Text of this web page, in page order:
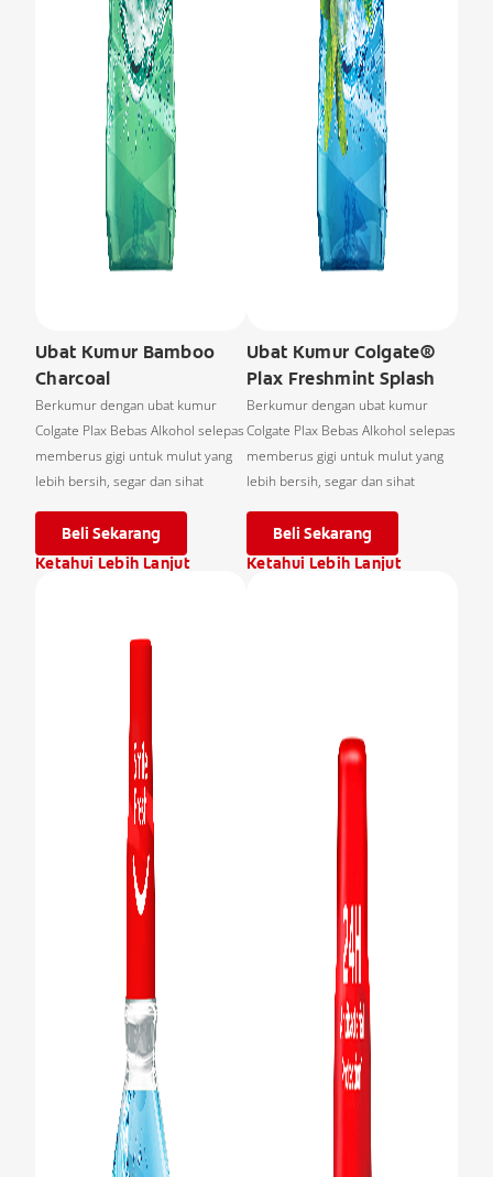
Ubat Kumur Bamboo
Charcoal
Berkumur dengan ubat kumur
Colgate Plax Bebas Alkohol selepas
memberus gigi untuk mulut yang
lebih bersih, segar dan sihat
Beli Sekarang
Ketahui Lebih Lanjut
Ubat Kumur Colgate®
Plax Freshmint Splash
Berkumur dengan ubat kumur
Colgate Plax Bebas Alkohol selepas
memberus gigi untuk mulut yang
lebih bersih, segar dan sihat
Beli Sekarang
Ketahui Lebih Lanjut